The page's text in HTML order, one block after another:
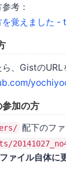
考：
覚えました
、GistのURL
加の方
配下のフ
ァイル自体に